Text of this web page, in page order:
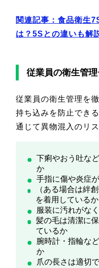
関連記事：食品衛生
は？5Sとの違いも解
従業員の衛生管
従業員の衛生管理を
持ち込みを防止でき
通じて異物混入のリ
下痢やおう吐な
か
手指に傷や炎症
（ある場合は絆
を着用しているか
服装に汚れがな
髪の毛は清潔に
ているか
腕時計・指輪な
か
爪の長さは適切